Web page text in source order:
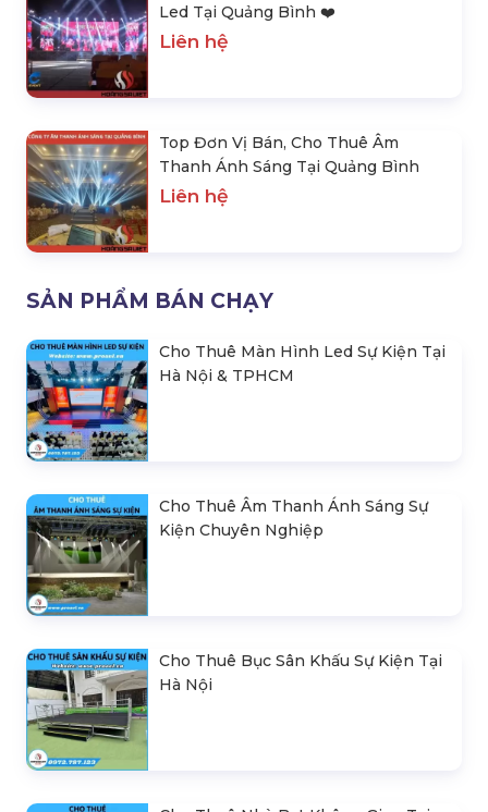
Led Tại Quảng Bình ❤️️
Liên hệ
Top Đơn Vị Bán, Cho Thuê Âm
Thanh Ánh Sáng Tại Quảng Bình
Liên hệ
SẢN PHẨM BÁN CHẠY
Cho Thuê Màn Hình Led Sự Kiện Tại
Hà Nội & TPHCM
Cho Thuê Âm Thanh Ánh Sáng Sự
Kiện Chuyên Nghiệp
Cho Thuê Bục Sân Khấu Sự Kiện Tại
Hà Nội